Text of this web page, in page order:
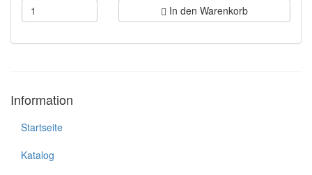
In den Warenkorb
Information
Startseite
Katalog